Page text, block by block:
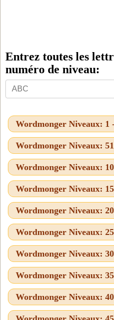
Entrez toutes les
numéro de niveau:
Wordmonger Niveaux: 1
Wordmonger Niveaux:
Wordmonger Niveaux:
Wordmonger Niveaux:
Wordmonger Niveaux:
Wordmonger Niveaux:
Wordmonger Niveaux:
Wordmonger Niveaux:
Wordmonger Niveaux: